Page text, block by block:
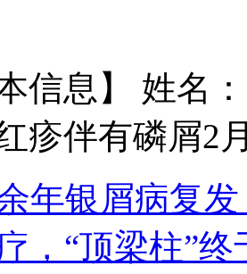
】
信息】 姓名
疹伴有磷屑2
年银屑病复
，“顶梁柱”终